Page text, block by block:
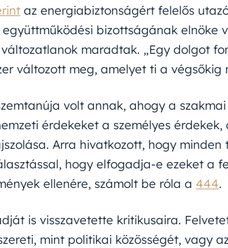
az energiabiztonságért felelős
bizottságának elnöke
maradtak. „Egy dolgot
változott meg, amelyet ti a végsőkig
volt annak, ahogy a
érdekeket a személyes
Arra hivatkozott, hogy minden
hogy elfogadja-e ezeket a
ellenére, számolt be róla a 444.
is visszavetette kritikusaira.
mint politikai közösségét, vagy